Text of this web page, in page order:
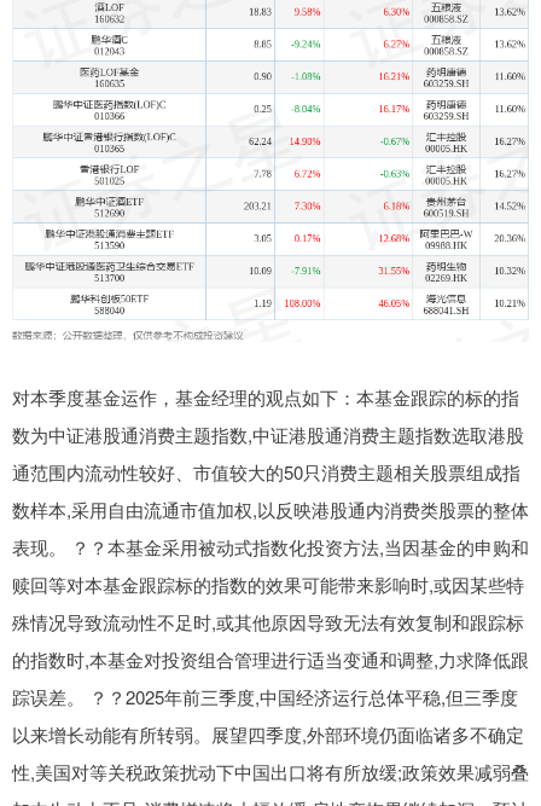
对本季度基金运作，基金经理的观点如下：本基金跟踪的标的指
数为中证港股通消费主题指数,中证港股通消费主题指数选取港股
通范围内流动性较好、市值较大的50只消费主题相关股票组成指
数样本,采用自由流通市值加权,以反映港股通内消费类股票的整体
表现。 ？？本基金采用被动式指数化投资方法,当因基金的申购和
赎回等对本基金跟踪标的指数的效果可能带来影响时,或因某些特
殊情况导致流动性不足时,或其他原因导致无法有效复制和跟踪标
的指数时,本基金对投资组合管理进行适当变通和调整,力求降低跟
踪误差。 ？？2025年前三季度,中国经济运行总体平稳,但三季度
以来增长动能有所转弱。展望四季度,外部环境仍面临诸多不确定
性,美国对等关税政策扰动下中国出口将有所放缓;政策效果减弱叠